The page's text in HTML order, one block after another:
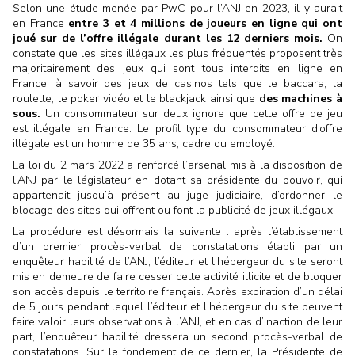
Selon une étude menée par PwC pour l’ANJ en 2023, il y aurait
en France entre 3 et 4 millions de joueurs en ligne qui ont
joué sur de l’offre illégale durant les 12 derniers mois. On
constate que les sites illégaux les plus fréquentés proposent très
majoritairement des jeux qui sont tous interdits en ligne en
France, à savoir des jeux de casinos tels que le baccara, la
roulette, le poker vidéo et le blackjack ainsi que des machines à
sous. Un consommateur sur deux ignore que cette offre de jeu
est illégale en France. Le profil type du consommateur d’offre
illégale est un homme de 35 ans, cadre ou employé.
La loi du 2 mars 2022 a renforcé l’arsenal mis à la disposition de
l’ANJ par le législateur en dotant sa présidente du pouvoir, qui
appartenait jusqu’à présent au juge judiciaire, d’ordonner le
blocage des sites qui offrent ou font la publicité de jeux illégaux.
La procédure est désormais la suivante : après l’établissement
d’un premier procès-verbal de constatations établi par un
enquêteur habilité de l’ANJ, l’éditeur et l’hébergeur du site seront
mis en demeure de faire cesser cette activité illicite et de bloquer
son accès depuis le territoire français. Après expiration d’un délai
de 5 jours pendant lequel l’éditeur et l’hébergeur du site peuvent
faire valoir leurs observations à l’ANJ, et en cas d’inaction de leur
part, l’enquêteur habilité dressera un second procès-verbal de
constatations. Sur le fondement de ce dernier, la Présidente de